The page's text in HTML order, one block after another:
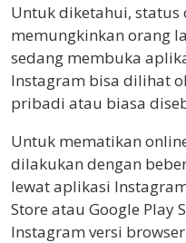
Untuk diketahui, status
memungkinkan orang
sedang membuka
Instagram bisa dilihat
pribadi atau biasa
Untuk mematikan
dilakukan dengan
lewat aplikasi
Store atau Google Play
Instagram versi